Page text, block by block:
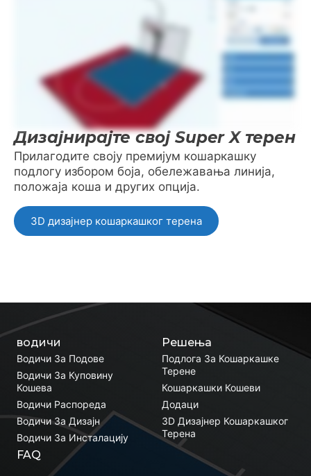
Дизајнирајте свој Super X терен
Прилагодите своју премијум кошаркашку
подлогу избором боја, обележавања линија,
положаја коша и других опција.
3D дизајнер кошаркашког терена
Решења
Подлога За Кошаркашке
Терене
Кошаркашки Кошеви
Додаци
3D Дизајнер Кошаркашког
Терена
водичи
Водичи За Подове
Водичи За Куповину
Кошева
Водичи Распореда
Водичи За Дизајн
Водичи За Инсталацију
FAQ